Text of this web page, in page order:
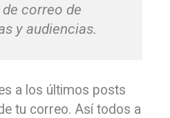
correo de
y audiencias.
a los últimos posts
tu correo. Así todos a